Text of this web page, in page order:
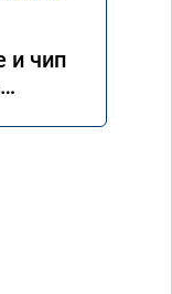
и чип